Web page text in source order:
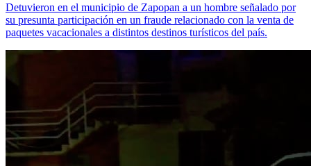
Detuvieron en el municipio de Zapopan a un hombre señalado por
su presunta participación en un fraude relacionado con la venta de
paquetes vacacionales a distintos destinos turísticos del país.